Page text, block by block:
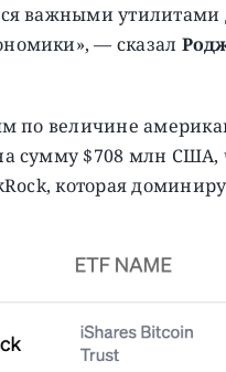
важными
— сказал
по величине
сумму $708 млн США,
которая